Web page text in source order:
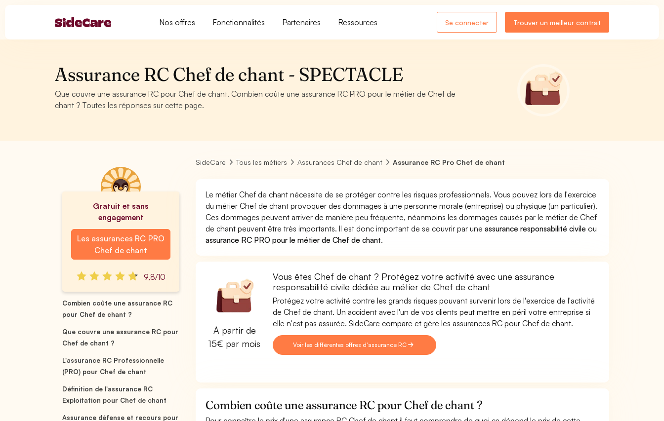
Nos offres Fonctionnalités Partenaires Ressources Se connecter Trouver un meilleur contrat
Assurance RC Chef de chant - SPECTACLE
Que couvre une assurance RC pour Chef de chant. Combien coûte une assurance RC PRO pour le métier de Chef de
chant ? Toutes les réponses sur cette page.
Gratuit et sans
engagement
Les assurances RC PRO
Chef de chant
9,8/10
Combien coûte une assurance RC
pour Chef de chant ?
Que couvre une assurance RC pour
Chef de chant ?
L'assurance RC Professionnelle
(PRO) pour Chef de chant
Définition de l'assurance RC
Exploitation pour Chef de chant
Assurance défense et recours pour
SideCare Tous les métiers Assurances Chef de chant Assurance RC Pro Chef de chant
Le métier Chef de chant nécessite de se protéger contre les risques professionnels. Vous pouvez lors de l'exercice
du métier Chef de chant provoquer des dommages à une personne morale (entreprise) ou physique (un particulier).
Ces dommages peuvent arriver de manière peu fréquente, néanmoins les dommages causés par le métier de Chef
de chant peuvent être très importants. Il est donc important de se couvrir par uneassurance responsabilité civile ou
assurance RC PRO pour le métier de Chef de chant.
À partir de
15€ par mois
Vous êtes Chef de chant ? Protégez votre activité avec une assurance
responsabilité civile dédiée au métier de Chef de chant
Protégez votre activité contre les grands risques pouvant survenir lors de l'exercice de l'activité
de Chef de chant. Un accident avec l'un de vos clients peut mettre en péril votre entreprise si
elle n'est pas assurée. SideCare compare et gère les assurances RC pour Chef de chant.
Voir les différentes offres d'assurance RC
Combien coûte une assurance RC pour Chef de chant ?